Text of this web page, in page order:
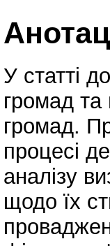
У статті
громад та
громад.
процесі
аналізу
щодо їх